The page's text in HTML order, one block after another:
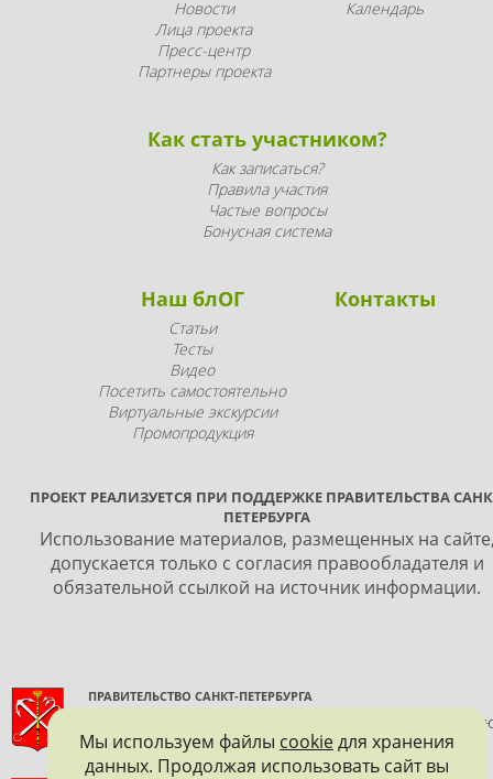
Новости
Лица проекта
Пресс-центр
Партнеры проекта
Календарь
Как стать участником?
Как записаться?
Правила участия
Частые вопросы
Бонусная система
Наш блОГ
Статьи
Тесты
Видео
Посетить самостоятельно
Виртуальные экскурсии
Промопродукция
Контакты
ПРОЕКТ РЕАЛИЗУЕТСЯ ПРИ ПОДДЕРЖКЕ ПРАВИТЕЛЬСТВА
ПЕТЕРБУРГА
Использование материалов, размещенных на
допускается только с согласия правообладателя и
обязательной ссылкой на источник информации.
ПРАВИТЕЛЬСТВО САНКТ-ПЕТЕРБУРГА
КОМИТЕТ ПО ГОСУДАРСТВЕННОМУ КОНТРОЛЮ,
И ОХРАНЕ ПАМЯТНИКОВ ИСТОРИИ И КУЛЬТУРЫ
Мы используем файлы cookieдля хранения
данных. Продолжая использовать сайт вы